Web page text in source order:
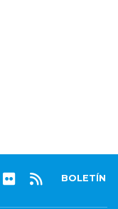
BOLETÍN